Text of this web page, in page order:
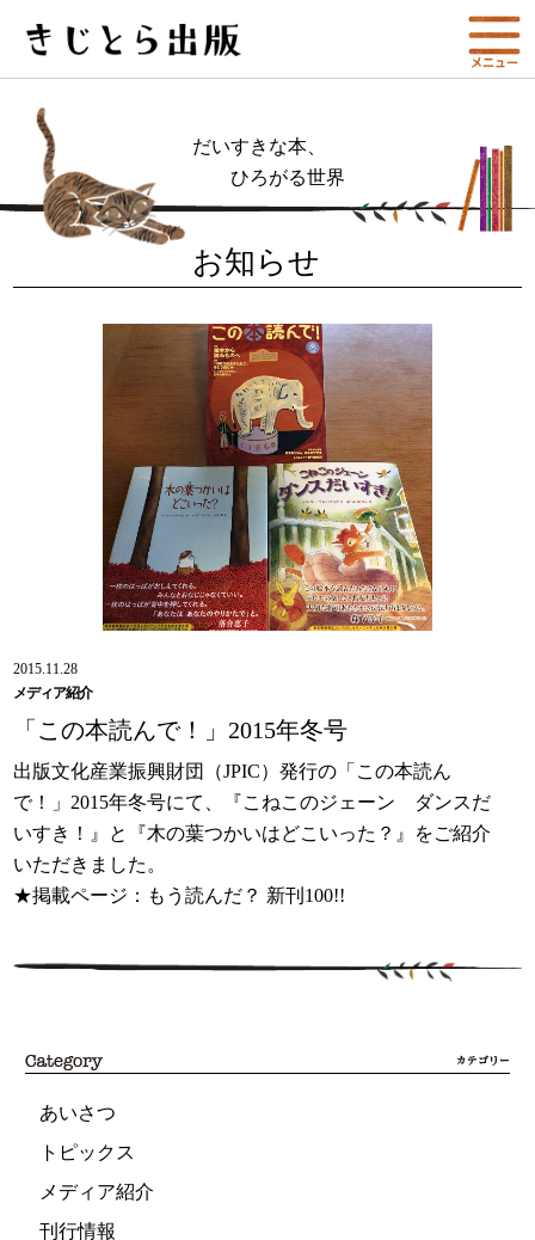
だいすきな本、
ひろがる世界
お知らせ
2015.11.28
メディア紹介
「この本読んで！」2015年冬号
出版文化産業振興財団（JPIC）発行の「この本読ん
で！」2015年冬号にて、『こねこのジェーン ダンスだ
いすき！』と『木の葉つかいはどこいった？』をご紹介
いただきました。
★掲載ページ：もう読んだ？ 新刊100!!
あいさつ
トピックス
メディア紹介
刊行情報